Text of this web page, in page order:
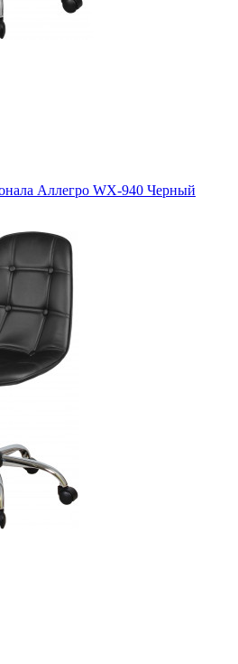
Аллегро WX-940 Черный